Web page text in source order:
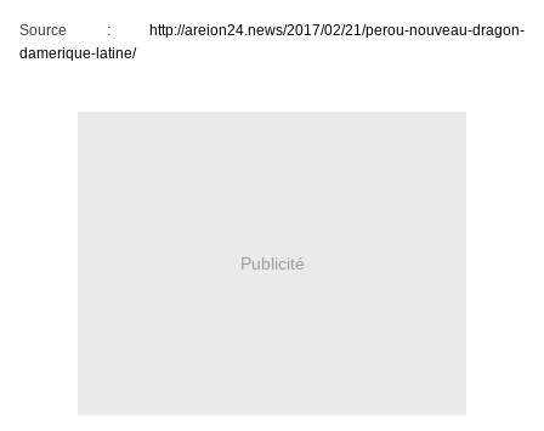
Source : http://areion24.news/2017/02/21/perou-nouveau-dragon-
damerique-latine/
Publicité